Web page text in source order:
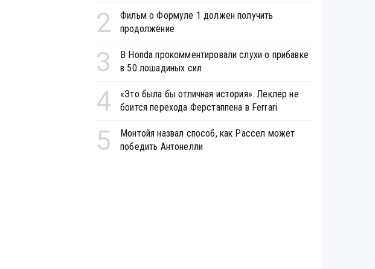
2
Фильм о Формуле 1 должен получить
продолжение
3
В Honda прокомментировали слухи о прибавке
в 50 лошадиных сил
4
«Это была бы отличная история». Леклер не
боится перехода Ферстаппена в Ferrari
5
Монтойя назвал способ, как Рассел может
победить Антонелли